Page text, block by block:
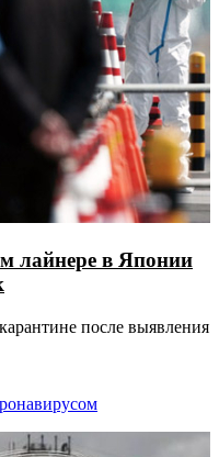
лайнере в Японии
после выявления